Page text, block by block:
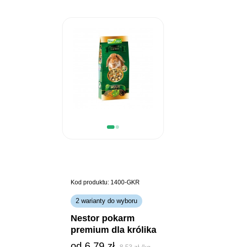
Kod produktu: 1400-GKR
2 warianty do wyboru
nestor pokarm
premium dla królika